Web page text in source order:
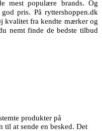
mest populære brands. Og
pris. På ryttershoppen.dk
kvalitet fra kendte mærker og
nemt finde de bedste tilbud
produkter på
til at sende en besked. Det